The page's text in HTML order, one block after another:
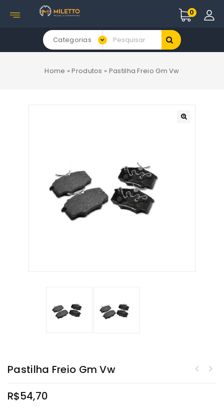
0
Categorias
Home »Produtos » Pastilha Freio Gm Vw
Pastilha Freio Gm Vw
R$54,70